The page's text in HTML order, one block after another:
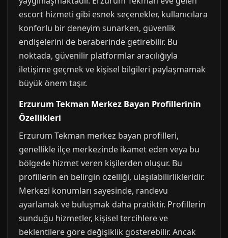
escort hizmeti gibi esnek seçenekler, kullanıcılara
konforlu bir deneyim sunarken, güvenlik
endişelerini de beraberinde getirebilir. Bu
noktada, güvenilir platformlar aracılığıyla
iletişime geçmek ve kişisel bilgileri paylaşmamak
büyük önem taşır.
Erzurum Tekman Merkez Bayan Profillerinin
Özellikleri
Erzurum Tekman merkez bayan profilleri,
genellikle ilçe merkezinde ikamet eden veya bu
bölgede hizmet veren kişilerden oluşur. Bu
profillerin en belirgin özelliği, ulaşılabilirlikleridir.
Merkezi konumları sayesinde, randevu
ayarlamak ve buluşmak daha pratiktir. Profillerin
sunduğu hizmetler, kişisel tercihlere ve
beklentilere göre değişiklik gösterebilir. Ancak